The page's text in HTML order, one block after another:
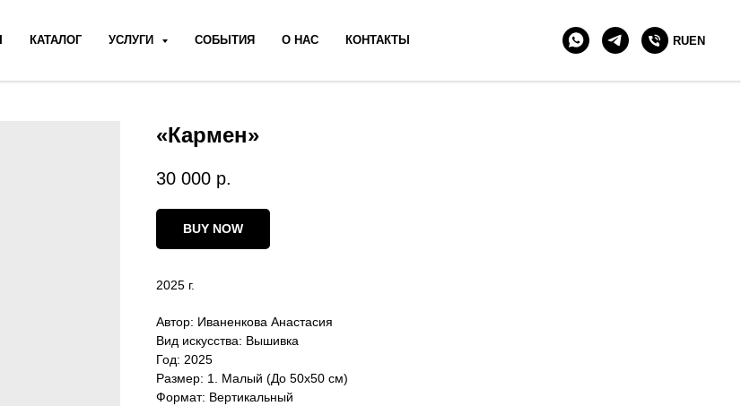
КАТАЛОГ УСЛУГИ СОБЫТИЯ О НАС КОНТАКТЫ RUEN
«Кармен»
30 000 р.
BUY NOW
2025 г.
Автор: Иваненкова Анастасия
Вид искусства: Вышивка
Год: 2025
Размер: 1. Малый (До 50х50 см)
Формат: Вертикальный